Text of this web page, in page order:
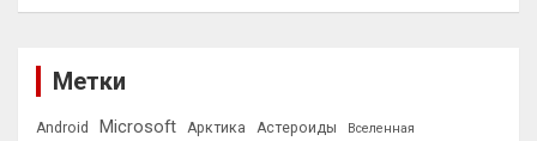
Метки
Android Microsoft Арктика Астероиды Вселенная